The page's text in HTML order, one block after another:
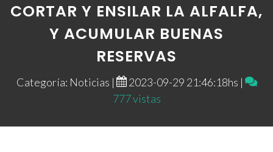
CORTAR Y ENSILAR LA ALFALFA,
Y ACUMULAR BUENAS
RESERVAS
Categoría: Noticias |
2023-09-29 21:46:18hs |
777 vistas